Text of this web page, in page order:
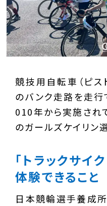
競技用自転車（ピス
のバンク走路を走行
010年から実施され
のガールズケイリン
「トラックサイ
体験できること
日本競輪選手養成